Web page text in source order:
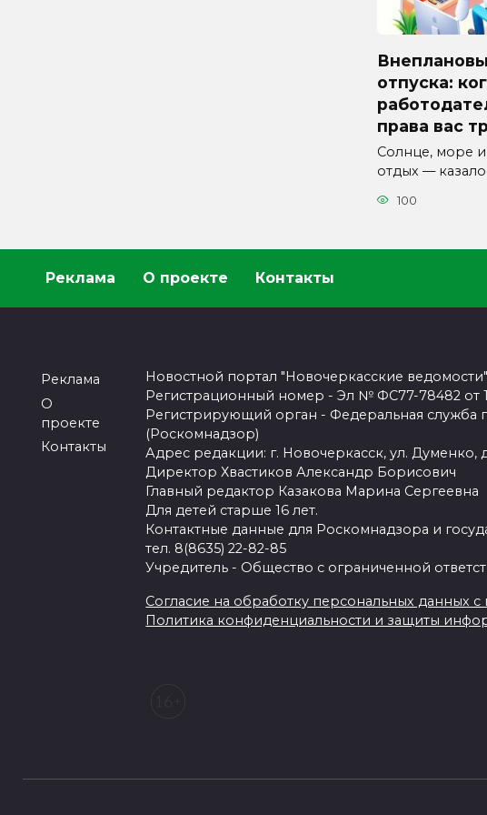
отпуска:
права вас
Солнце, море
отдых —
100
Реклама О проекте Контакты
Реклама
О
проекте
Контакты
Новостной портал "Новочеркасские ведомости"
Регистрационный номер - Эл № ФС77-78482 от
Регистрирующий орган - Федеральная служба
(Роскомнадзор)
Адрес редакции: г. Новочеркасск, ул. Думенко,
Директор Хвастиков Александр Борисович
Главный редактор Казакова Марина Сергеевна
Для детей старше 16 лет.
Контактные данные для Роскомнадзора и
тел. 8(8635) 22-82-85
Учредитель - Общество с ограниченной
Согласие на обработку персональных данных
Политика конфиденциальности и защиты